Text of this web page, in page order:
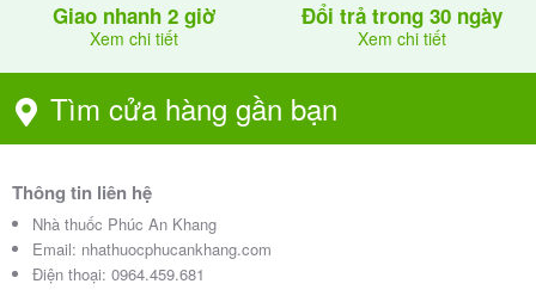
Giao nhanh 2 giờ
Xem chi tiết
Đổi trả trong 30 ngày
Xem chi tiết
Tìm cửa hàng gần bạn
Thông tin liên hệ
Nhà thuốc Phúc An Khang
Email: nhathuocphucankhang.com
Điện thoại: 0964.459.681